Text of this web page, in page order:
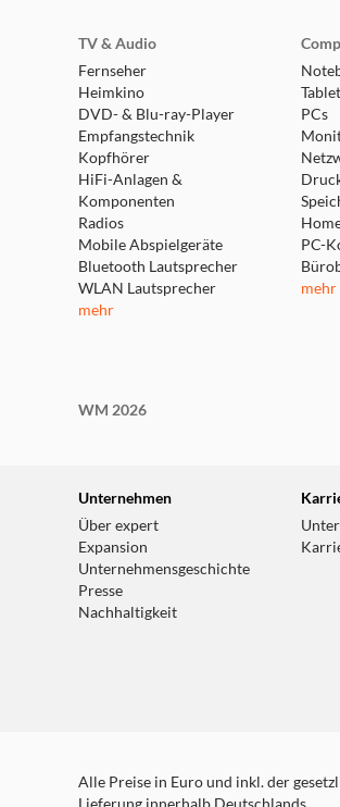
TV & Audio
Fernseher
Heimkino
DVD- & Blu-ray-Player
Empfangstechnik
Kopfhörer
HiFi-Anlagen &
Komponenten
Radios
Mobile Abspielgeräte
Bluetooth Lautsprecher
WLAN Lautsprecher
mehr
PCs
PC-
mehr
WM 2026
Unternehmen
Über expert
Expansion
Unternehmensgeschichte
Presse
Nachhaltigkeit
Alle Preise in Euro und inkl. der
Lieferung innerhalb Deutschlands.